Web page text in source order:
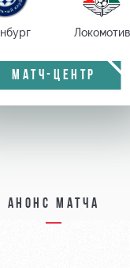
Локомотив
МАТЧ-ЦЕНТР
Анонс матча